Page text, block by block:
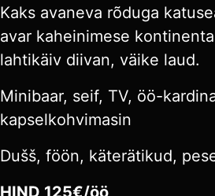
Kaks avaneva rõduga
avar kaheinimese
lahtikäiv diivan, väike laud.
Minibaar, seif, TV, öö-
kapselkohvimasin
Dušš, föön, käterätikud,